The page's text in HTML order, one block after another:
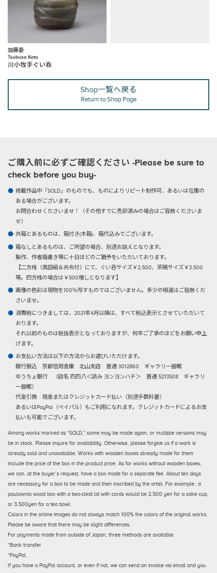
加藤委
Tsubusa Kato
川小牧手ぐい呑
Shop一覧へ戻る
Return to Shop Page
ご購入前に必ずご確認ください -Please be sure to
check before you buy-
掲載作品中「SOLD」のものでも、ものによりリピート制作可、あるいは在庫の
ある場合がございます。
お問合わせくださいませ！（その他すでに売却済みの場合はご容赦くださいま
せ）
共箱とあるものは、箱付き(木箱)、箱代込みでございます。
箱なしとあるものは、ご所望の場合、別途お誂えとなります。
製作、作者箱書き等に十日ほどのご猶予をいただいております。
【二方桟（真田紐＆共布付）にて、ぐい呑サイズ￥2,500、茶碗サイズ￥3,500
等。四方桟の場合は￥500増しとなります】
画像の色彩は現物を100％写すものではございません。多少の相違はご容赦くだ
さいませ。
消費税につきましては、2021年4月以降は、すべて税込表示とさせていただいて
おります。
それ以前のものは税抜表示となっておりますが、何卒ご了承のほどをお願い申上
げます。
お支払い方法は以下の方法からお選びいただけます。
銀行振込京都信用金庫 北山支店 普通 3012860 ギャラリー器館
ゆうちょ銀行 （店名 四四八＜読み ヨンヨンハチ＞ 普通 5213508 ギャラリ
ー器館）
代金引換現金またはクレジットカード払い（別途手数料要）
あるいはPayPal（ペイパル）もご利用になれます。クレジットカードによるお支
払いも可能でございます。
Among works marked as “SOLD,” some may be made again, or multiple versions may
be in stock. Please inquire for availability. Otherwise, please forgive us if a work is
already sold and unavailable. Works with wooden boxes already made for them
include the price of the box in the product price. As for works without wooden boxes,
we can, at the buyer’s request, have a box made for a separate fee. About ten days
are necessary for a box to be made and then inscribed by the artist. For example : a
paulownia wood box with a two-cleat lid with cords would be 2,500 yen for a sake cup,
or 3,500yen for a tea bowl.
Colors in the online images do not always match 100% the colors of the original works.
Please be aware that there may be slight differences.
For payments made from outside of Japan, three methods are available.
*Bank transfer
*PayPal.
If you have a PayPal account, or even if not, we can send an invoice via email and you